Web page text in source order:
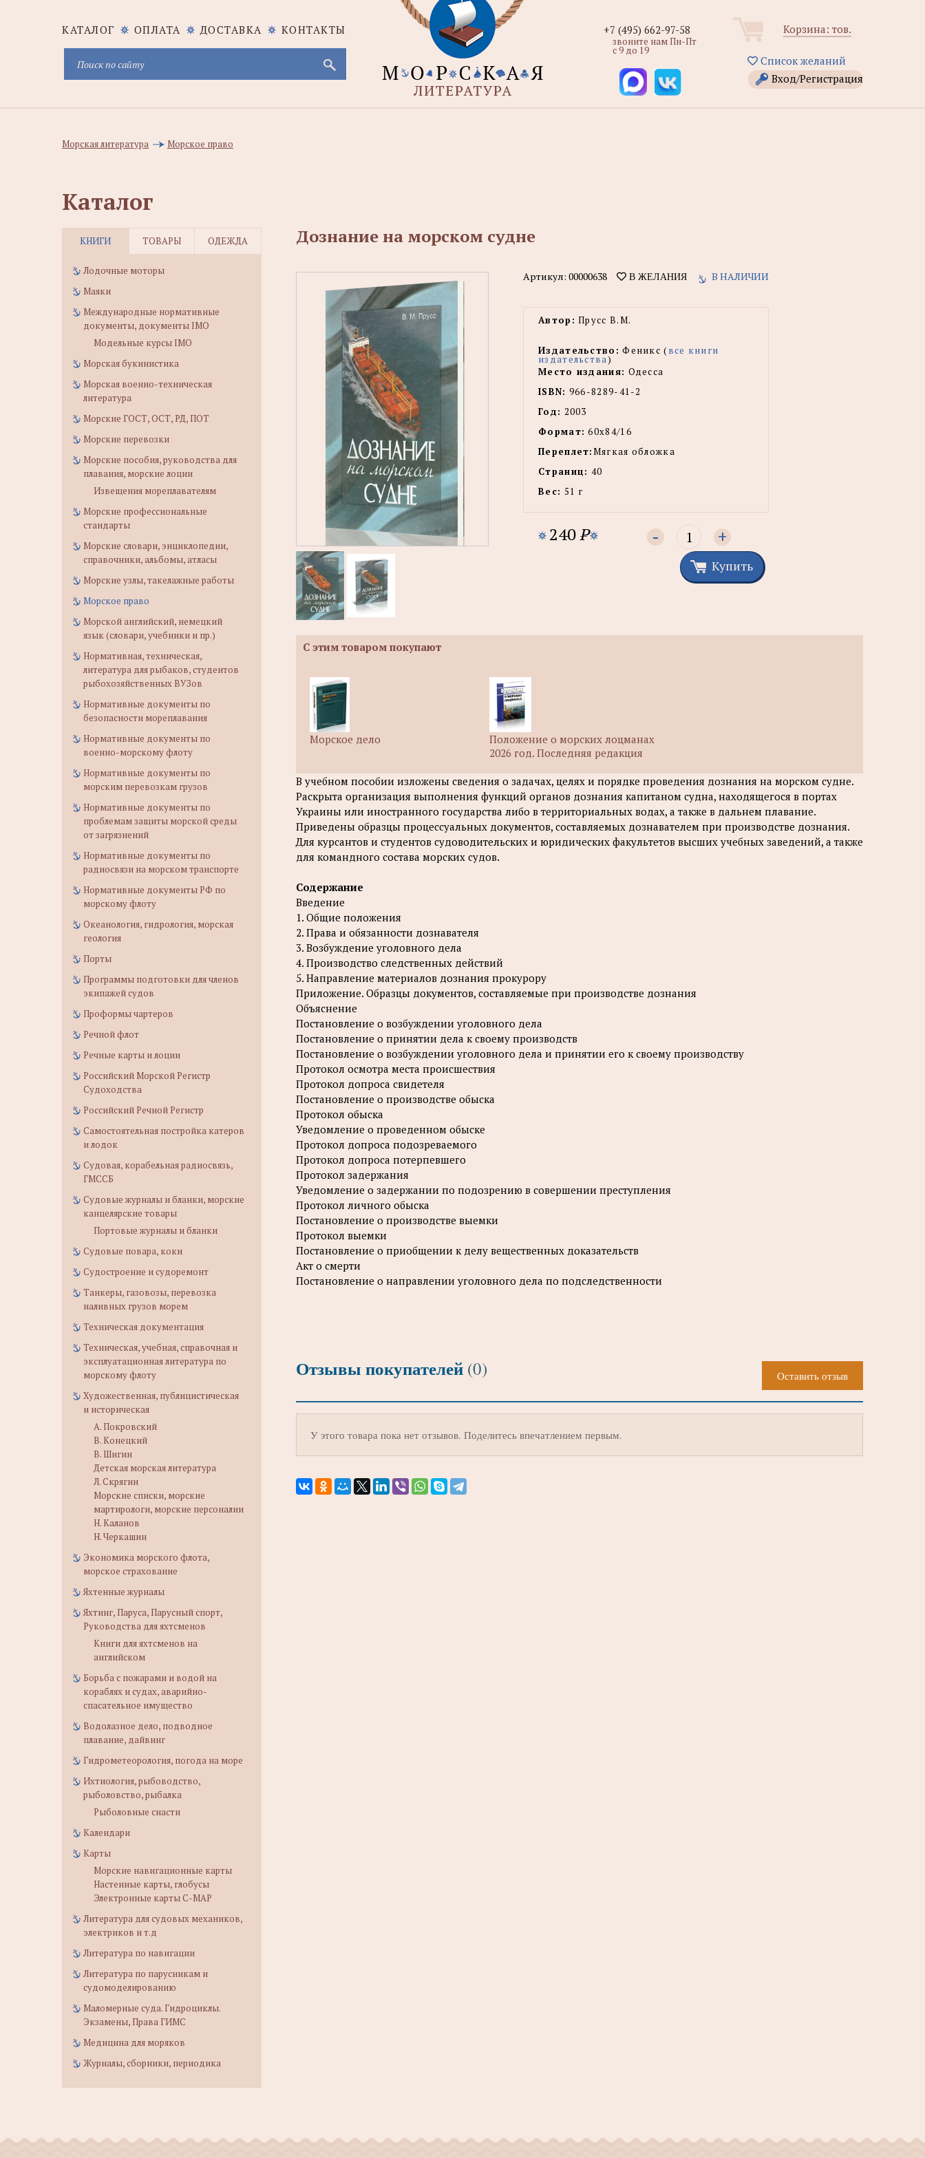
КАТАЛОГ ОПЛАТА ДОСТАВКА КОНТАКТЫ Корзина: тов.
Список желаний
Вход/Регистрация
+7 (495) 662-97-58
звоните нам Пн-Пт
с 9 до 19
Морская литература Морское право
Каталог
КНИГИ ТОВАРЫ ОДЕЖДА
Лодочные моторы
Маяки
Международные нормативные
документы, документы IMO
Модельные курсы IMO
Морская букинистика
Морская военно-техническая
литература
Морские ГОСТ, ОСТ, РД, ПОТ
Морские перевозки
Морские пособия, руководства для
плавания, морские лоции
Извещения мореплавателям
Морские профессиональные
стандарты
Морские словари, энциклопедии,
справочники, альбомы, атласы
Морские узлы, такелажные работы
Морское право
Морской английский, немецкий
язык (словари, учебники и пр.)
Нормативная, техническая,
литература для рыбаков, студентов
рыбохозяйственных ВУЗов
Нормативные документы по
безопасности мореплавания
Нормативные документы по
военно-морскому флоту
Нормативные документы по
морским перевозкам грузов
Нормативные документы по
проблемам защиты морской среды
от загрязнений
Нормативные документы по
радиосвязи на морском транспорте
Нормативные документы РФ по
морскому флоту
Океанология, гидрология, морская
геология
Порты
Программы подготовки для членов
экипажей судов
Проформы чартеров
Речной флот
Речные карты и лоции
Российский Морской Регистр
Судоходства
Российский Речной Регистр
Самостоятельная постройка катеров
и лодок
Судовая, корабельная радиосвязь,
ГМССБ
Судовые журналы и бланки, морские
канцелярские товары
Портовые журналы и бланки
Судовые повара, коки
Судостроение и судоремонт
Танкеры, газовозы, перевозка
наливных грузов морем
Техническая документация
Техническая, учебная, справочная и
эксплуатационная литература по
морскому флоту
Художественная, публицистическая
и историческая
А. Покровский
В. Конецкий
В. Шигин
Детская морская литература
Л. Скрягин
Морские списки, морские
мартирологи, морские персоналии
Н. Каланов
Н. Черкашин
Экономика морского флота,
морское страхование
Яхтенные журналы
Яхтинг, Паруса, Парусный спорт,
Руководства для яхтсменов
Книги для яхтсменов на
английском
Борьба с пожарами и водой на
кораблях и судах, аварийно-
спасательное имущество
Водолазное дело, подводное
плавание, дайвинг
Гидрометеорология, погода на море
Ихтиология, рыбоводство,
рыболовство, рыбалка
Рыболовные снасти
Календари
Карты
Морские навигационные карты
Настенные карты, глобусы
Электронные карты C-MAP
Литература для судовых механиков,
электриков и т.д
Литература по навигации
Литература по парусникам и
судомоделированию
Маломерные суда. Гидроциклы.
Экзамены, Права ГИМС
Медицина для моряков
Журналы, сборники, периодика
Дознание на морском судне
Артикул: 00000638 В ЖЕЛАНИЯ В НАЛИЧИИ
Автор: Прусс В.М.
Издательство: Феникс (все книги
издательства)
Место издания: Одесса
ISBN: 966-8289-41-2
Год: 2003
Формат: 60x84/16
Переплет:Мягкая обложка
Страниц: 40
Вес: 51 г
240P - +
Купить
С этим товаром покупают
Морское дело
Положение о морских лоцманах
2026 год. Последняя редакция
В учебном пособии изложены сведения о задачах, целях и порядке проведения дознания на морском судне.
Раскрыта организация выполнения функций органов дознания капитаном судна, находящегося в портах
Украины или иностранного государства либо в территориальных водах, а также в дальнем плавание.
Приведены образцы процессуальных документов, составляемых дознавателем при производстве дознания.
Для курсантов и студентов судоводительских и юридических факультетов высших учебных заведений, а также
для командного состава морских судов.
Содержание
Введение
1. Общие положения
2. Права и обязанности дознавателя
3. Возбуждение уголовного дела
4. Производство следственных действий
5. Направление материалов дознания прокурору
Приложение. Образцы документов, составляемые при производстве дознания
Объяснение
Постановление о возбуждении уголовного дела
Постановление о принятии дела к своему производств
Постановление о возбуждении уголовного дела и принятии его к своему производству
Протокол осмотра места происшествия
Протокол допроса свидетеля
Постановление о производстве обыска
Протокол обыска
Уведомление о проведенном обыске
Протокол допроса подозреваемого
Протокол допроса потерпевшего
Протокол задержания
Уведомление о задержании по подозрению в совершении преступления
Протокол личного обыска
Постановление о производстве выемки
Протокол выемки
Постановление о приобщении к делу вещественных доказательств
Акт о смерти
Постановление о направлении уголовного дела по подследственности
Отзывы покупателей (0) Оставить отзыв
У этого товара пока нет отзывов. Поделитесь впечатлением первым.